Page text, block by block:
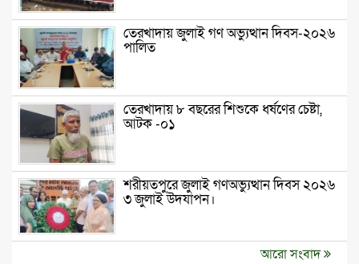
তেরখাদায় জুলাই গণ অভ্যুত্থান দিবস-২০২৬
পালিত
তেরখাদায় ৮ বছরের শিশুকে ধর্ষণের চেষ্টা,
আটক -০১
শরীয়তপুরে জুলাই গণঅভ্যুত্থান দিবস ২০২৬
৩ জুলাই উদযাপন।
আরো সংবাদ